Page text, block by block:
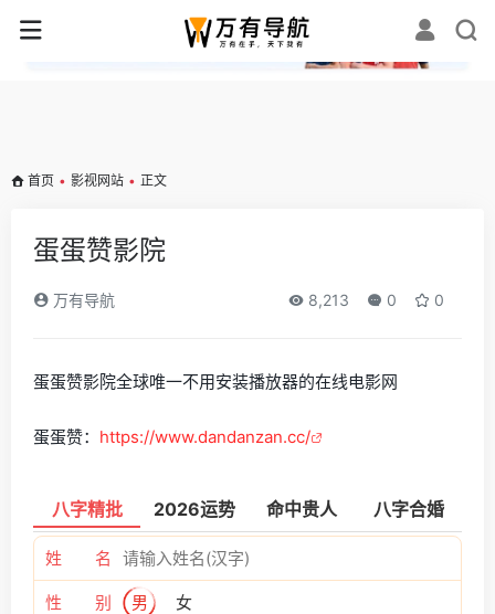
✕
首页 • 影视网站 • 正文
蛋蛋赞影院
万有导航 8,213 0 0
蛋蛋赞影院全球唯一不用安装播放器的在线电影网
蛋蛋赞： https://www.dandanzan.cc/
八字精批 2026运势 命中贵人 八字合婚
姓 名
性 别 男 女